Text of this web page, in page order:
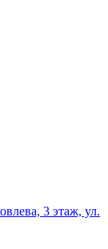
3 этаж, ул.